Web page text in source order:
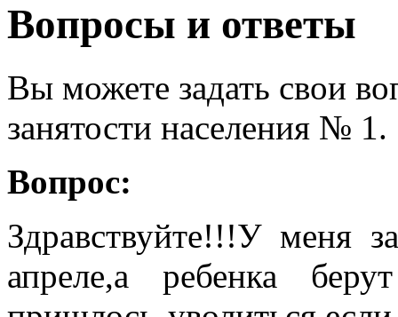
Вопросы и ответы
Вы можете задать свои
занятости населения № 1.
Вопрос:
Здравствуйте!!!У меня
апреле,а ребенка